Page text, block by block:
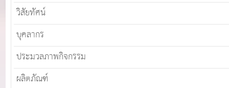
วิสัยทัศน์
บุคลากร
ประมวลภาพกิจกรรม
ผลิตภัณฑ์